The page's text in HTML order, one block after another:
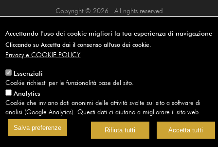
Copyright © 2026 · All rights reserved
Accettando l'uso dei cookie migliori la tua esperienza di navigazione
Cliccando su Accetta dai il consenso all'uso dei cookie.
Privacy e COOKIE POLICY
Essenziali
Cookie richiesti per le funzionalità base del sito.
Analytics
Cookie che inviano dati anonimi delle attività svolte sul sito a software di
analisi (Google Analytics). Questi dati ci aiutano a migliorare il sito web.
Salva preferenze Rifiuta tutti Accetta tutti